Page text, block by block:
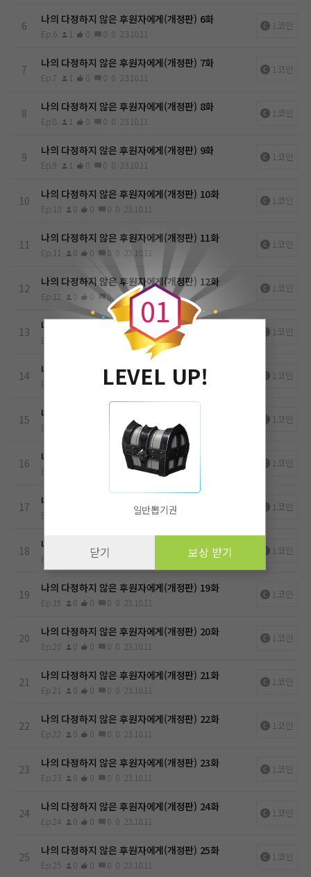
6 나의 다정하지 않은 후원자에게(개정판) 6화
Ep.6 1 0 0 0 23.10.11
1코인
7 나의 다정하지 않은 후원자에게(개정판) 7화
Ep.7 1 0 0 0 23.10.11
1코인
8 나의 다정하지 않은 후원자에게(개정판) 8화
Ep.8 1 0 0 0 23.10.11
1코인
9 나의 다정하지 않은 후원자에게(개정판) 9화
Ep.9 1 0 0 0 23.10.11
1코인
10 나의 다정하지 않은 후원자에게(개정판) 10화
Ep.10 0 0 0 0 23.10.11
1코인
11 나의 다정하지 않은 후원자에게(개정판) 11화
Ep.11 0 0 0 0 23.10.11
1코인
12 나의 다정하지 않은 후원자에게(개정판) 12화
Ep.12 0 0 0 0 23.10.11
1코인
13 나의 다정하지 않은 후원자에게(개정판) 13화
Ep.13 23.10.11
1코인
14 나의 다정하지 않은 후원자에게(개정판) 14화
Ep.14 0 0 23.10.11
1코인
15 나의 다정하지 않은 후원자에게(개정판) 15화
Ep.15 0 23.10.11
1코인
16 나의 다정하지 않은 후원자에게(개정판) 16화
Ep.16 23.10.11
1코인
17 나의 다정하지 않은 후원자에게(개정판) 17화
Ep.17 23.10.11
1코인
18 나의 다정하지 않은 후원자에게(개정판) 18화
Ep.18 0 0
1코인
19 나의 다정하지 않은 후원자에게(개정판) 19화
Ep.19 0 0 0 0 23.10.11
1코인
20 나의 다정하지 않은 후원자에게(개정판) 20화
Ep.20 0 0 0 0 23.10.11
1코인
21 나의 다정하지 않은 후원자에게(개정판) 21화
Ep.21 0 0 0 0 23.10.11
1코인
22 나의 다정하지 않은 후원자에게(개정판) 22화
Ep.22 0 0 0 0 23.10.11
1코인
23 나의 다정하지 않은 후원자에게(개정판) 23화
Ep.23 0 0 0 0 23.10.11
1코인
24 나의 다정하지 않은 후원자에게(개정판) 24화
Ep.24 0 0 0 0 23.10.11
1코인
25 나의 다정하지 않은 후원자에게(개정판) 25화
Ep.25 0 0 0 0 23.10.11
1코인
0
0
1
LEVEL UP!
일반뽑기권
닫기 보상 받기